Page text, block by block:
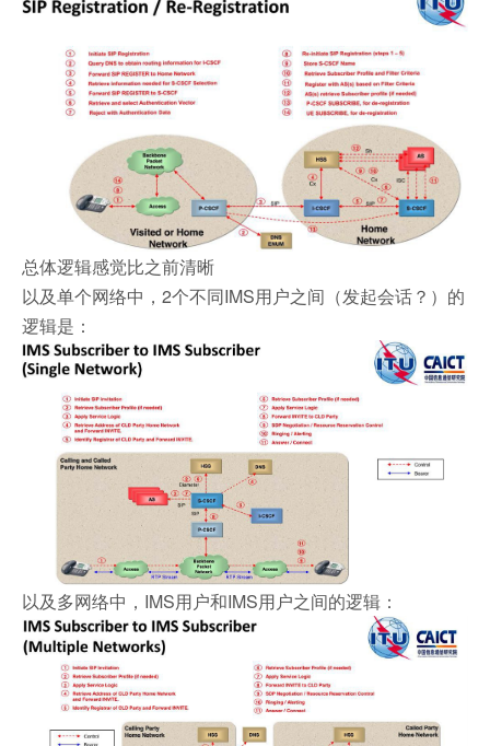
总体逻辑感觉比之前清晰
以及单个网络中，2个不同IMS用户之间（发起会话？）的
逻辑是：
以及多网络中，IMS用户和IMS用户之间的逻辑：